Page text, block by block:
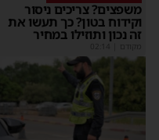
משפצים? צריכים ניסור
וקידוח בטון? כך תעשו את
זה נכון ותוזילו במחיר
מקודם